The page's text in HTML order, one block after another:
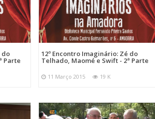
do
Parte
12º Encontro Imaginário: Zé do
Telhado, Maomé e Swift - 2ª Parte
11 Março 2015 19 K